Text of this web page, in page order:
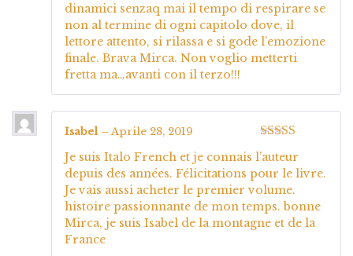
dinamici senzaq mai il tempo di respirare se
non al termine di ogni capitolo dove, il
lettore attento, si rilassa e si gode l’emozione
finale. Brava Mirca. Non voglio metterti
fretta ma…avanti con il terzo!!!
Valutato
5
Isabel – Aprile 28, 2019
Je suis Italo French et je connais l’auteur
depuis des années. Félicitations pour le livre.
Je vais aussi acheter le premier volume.
histoire passionnante de mon temps. bonne
Mirca, je suis Isabel de la montagne et de la
France